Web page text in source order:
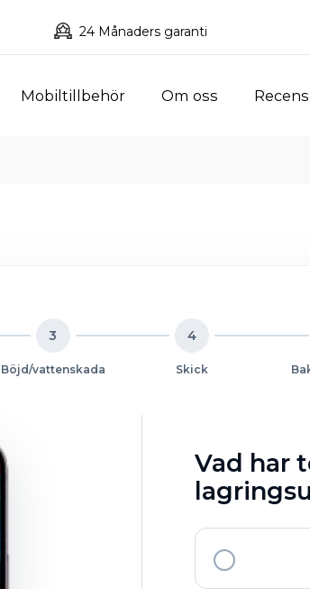
24 Månaders garanti
Mobiltillbehör Om oss
3
Böjd/vattenskada
4
Skick
Vad har